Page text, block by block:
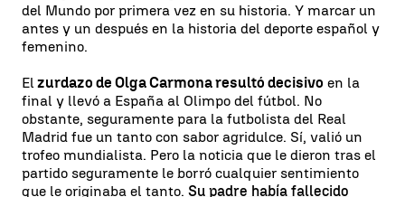
del Mundo por primera vez en su historia. Y marcar un
antes y un después en la historia del deporte español y
femenino.
El zurdazo de Olga Carmona resultó decisivo en la
final y llevó a España al Olimpo del fútbol. No
obstante, seguramente para la futbolista del Real
Madrid fue un tanto con sabor agridulce. Sí, valió un
trofeo mundialista. Pero la noticia que le dieron tras el
partido seguramente le borró cualquier sentimiento
que le originaba el tanto. Su padre había fallecido